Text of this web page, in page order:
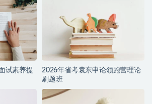
试素养提
2026年省考袁东申论领跑营理论
刷题班